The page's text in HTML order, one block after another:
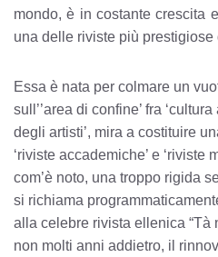
mondo, è in costante crescita
una delle riviste più
Essa è nata per colmare un
sull’’area di confine’ fra
degli artisti’, mira a costituire
‘riviste accademiche’ e ‘riviste
com’è noto, una troppo rigida
si richiama
alla celebre rivista ellenica “Tà
non molti anni addietro, il